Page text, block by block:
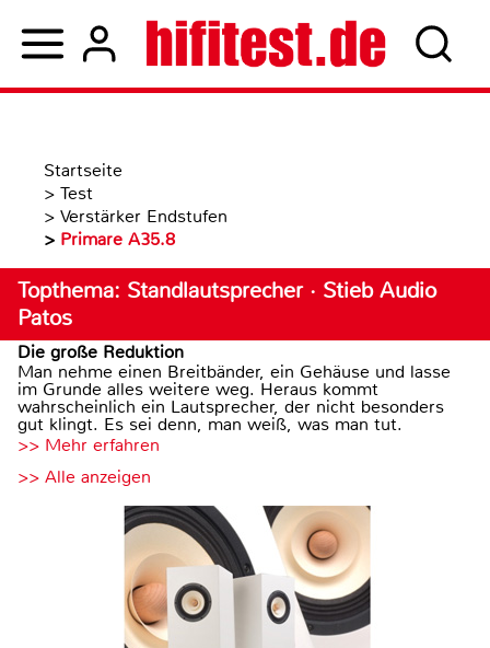
Startseite
> Test
> Verstärker Endstufen
> Primare A35.8
Topthema: Standlautsprecher · Stieb Audio
Patos
Die große Reduktion
Man nehme einen Breitbänder, ein Gehäuse und lasse
im Grunde alles weitere weg. Heraus kommt
wahrscheinlich ein Lautsprecher, der nicht besonders
gut klingt. Es sei denn, man weiß, was man tut.
>> Mehr erfahren
>> Alle anzeigen